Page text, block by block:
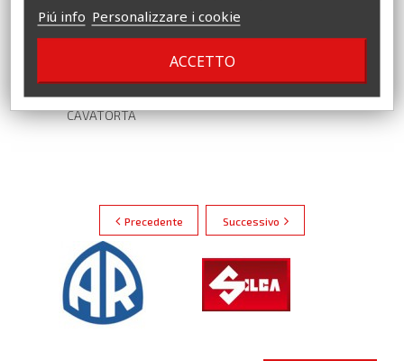
PANNELLO ELETTROSALDATO
ZINCATO PER MASSETTO
CAVATORTA
Precedente Successivo
Piú info Personalizzare i cookie
ACCETTO